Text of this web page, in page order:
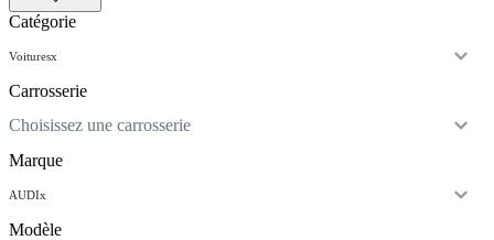
Catégorie
Voituresx
Carrosserie
Choisissez une carrosserie
Marque
AUDIx
Modèle